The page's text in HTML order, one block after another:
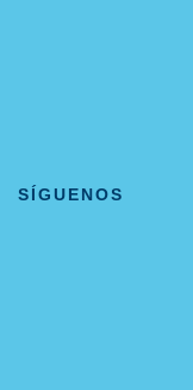
SÍGUENOS